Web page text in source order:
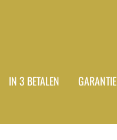
IN 3 BETALEN GARANTIE